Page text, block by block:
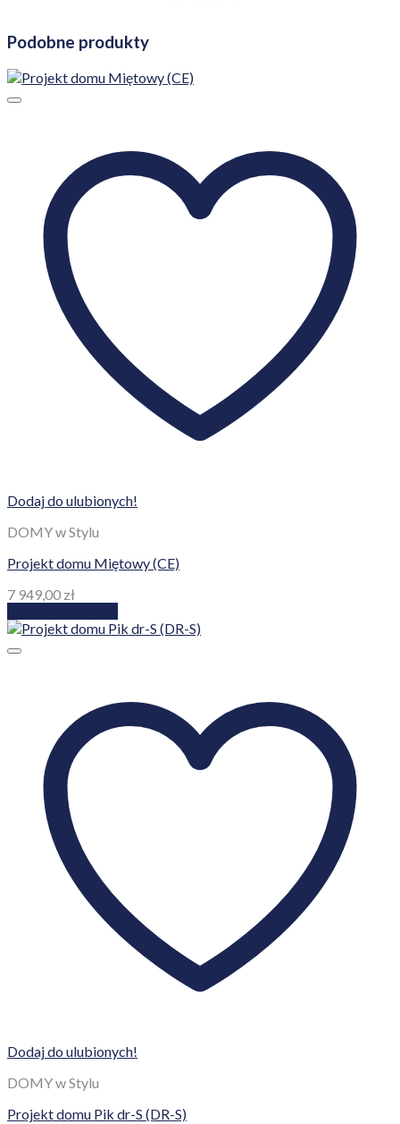
Podobne produkty
Dodaj do ulubionych!
DOMY w Stylu
Projekt domu Miętowy (CE)
7 949,00 zł
Dodaj do ulubionych!
DOMY w Stylu
Projekt domu Pik dr-S (DR-S)